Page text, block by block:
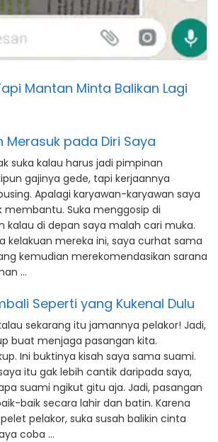
Mantan Minta Balikan Lagi
Merasuk pada Diri Saya
suka kalau harus jadi pimpinan
gajinya gede, tapi kerjaannya
Apalagi karyawan-karyawan saya
membantu. Suka menggosip di
kalau di depan saya malah cari muka.
kelakuan mereka ini, saya curhat sama
kemudian merekomendasikan sarana
…
Seperti yang Kukenal Dulu
sekarang itu jamannya pelakor! Jadi,
buat menjaga pasangan kita.
Ini buktinya kisah saya sama suami.
itu gak lebih cantik daripada saya,
suami ngikut gitu aja. Jadi, pasangan
baik secara lahir dan batin. Karena
pelakor, suka susah balikin cinta
coba …